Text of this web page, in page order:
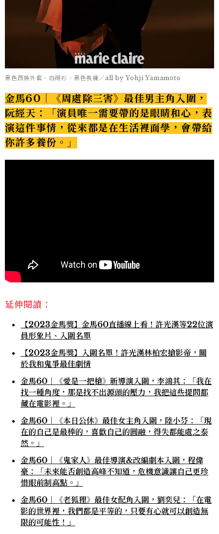
黑色西裝外套、白襯衫、黑色長褲／all by Yohji Yamamoto
金馬60｜《周處除三害》最佳男主角入圍，
阮經天：「演員唯一需要帶的是眼睛和心，表
演這件事情，從來都是在生活裡面學，會帶給
你許多養份。」
延伸閱讀：
【2023金馬獎】金馬60直播線上看！許光漢等22位演
員形象片、入圍名單
【2023金馬獎】入圍名單！許光漢林柏宏搶影帝，關
於我和鬼爭最佳劇情
金馬60｜《愛是一把槍》新導演入圍，李鴻其：「我在
找一種角度，那是找不出源頭的壓力，我把這些提問都
藏在電影裡。」
金馬60｜《本日公休》最佳女主角入圍，陸小芬：「現
在的自己是最棒的，喜歡自己的圓融，得失都能處之泰
然。」
金馬60｜《鬼家人》最佳導演&改編劇本入圍，程偉
豪：「未來能否創造高峰不知道，危機意識讓自己更珍
惜眼前制高點。」
金馬60｜《老狐狸》最佳女配角入圍，劉奕兒：「在電
影的世界裡，我們都是平等的，只要有心就可以創造無
限的可能性！」